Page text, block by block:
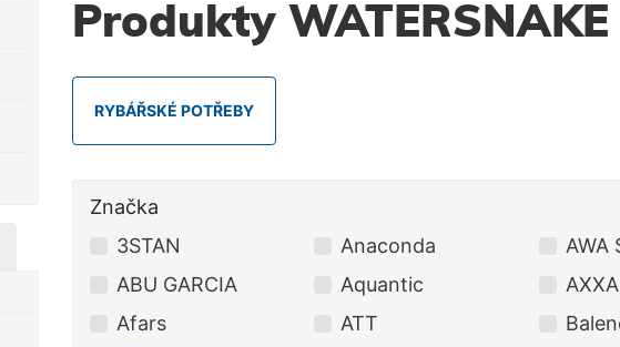
Produkty WATERSNAKE
RYBÁŘSKÉ POTŘEBY
Značka
3STAN
ABU GARCIA
Afars
Anaconda
Aquantic
ATT
AWA
AXXA